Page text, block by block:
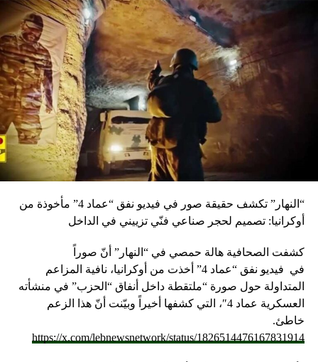
“النهار” تكشف حقيقة صور في فيديو نفق “عماد 4” مأخوذة من
أوكرانيا: تصميم لحجر صناعي فنّي تزييني في الداخل
كشفت الصحافية هالة حمصي في “النهار” أنّ صوراً
في فيديو
نفق “عماد 4” أخذت من أوكرانيا، نافية المزاعم
المتداولة حول صورة “ملتقطة داخل أنفاق “الحزب” في منشأته
العسكرية عماد 4″، التي كشفها أخيراً وبيّنت أنّ هذا الزعم
خاطئ.
https://x.com/lebnewsnetwork/status/1826514476167831914